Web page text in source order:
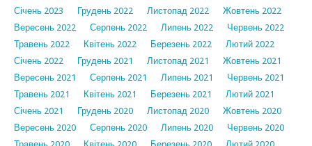
Січень 2023 Грудень 2022 Листопад 2022
Жовтень 2022
Вересень 2022
Серпень 2022 Липень 2022
Червень 2022
Травень 2022
Квітень 2022 Березень 2022
Лютий 2022
Січень 2022
Грудень 2021 Листопад 2021
Жовтень 2021
Вересень 2021
Серпень 2021 Липень 2021
Червень 2021
Травень 2021
Квітень 2021 Березень 2021
Лютий 2021
Січень 2021
Грудень 2020 Листопад 2020
Жовтень 2020
Вересень 2020
Серпень 2020 Липень 2020
Червень 2020